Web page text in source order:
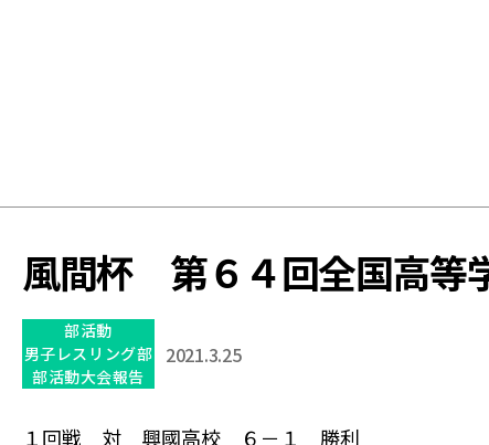
風間杯 第６４回全国高等
部活動
男子レスリング部
部活動大会報告
2021.3.25
１回戦 対 興國高校 ６－１ 勝利